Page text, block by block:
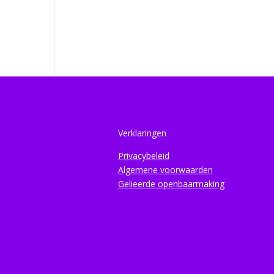
Verklaringen
Privacybeleid
Algemene voorwaarden
Gelieerde openbaarmaking